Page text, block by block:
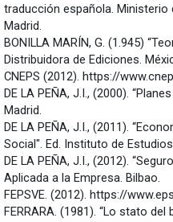
traducción española. Ministerio
Madrid.
BONILLA MARÍN, G. (1.945)
Distribuidora de Ediciones.
CNEPS (2012). https://
DE LA PEÑA, J.I., (2000).
Madrid.
DE LA PEÑA, J.I., (2011).
Social". Ed. Instituto de
DE LA PEÑA, J.I., (2012).
Aplicada a la Empresa. Bilbao.
FEPSVE. (2012). https://
FERRARA. (1981). “Lo stato